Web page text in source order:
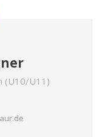
(U10/U11)